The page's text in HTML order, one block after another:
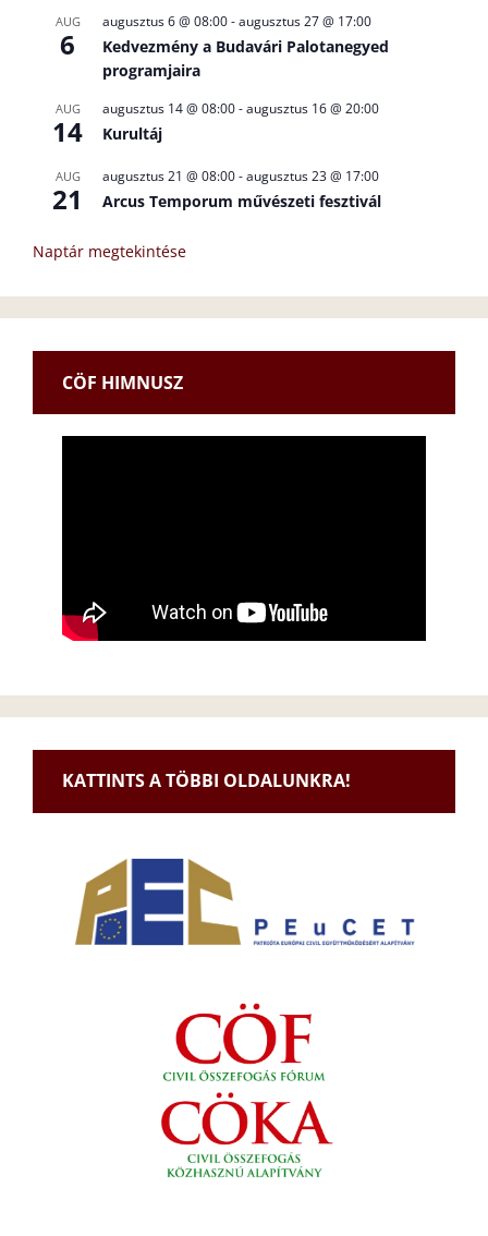
AUG
6
augusztus 6 @ 08:00-augusztus 27 @ 17:00
Kedvezmény a Budavári Palotanegyed
programjaira
AUG
14
augusztus 14 @ 08:00-augusztus 16 @ 20:00
Kurultáj
AUG
21
augusztus 21 @ 08:00-augusztus 23 @ 17:00
Arcus Temporum művészeti fesztivál
Naptár megtekintése
CÖF HIMNUSZ
KATTINTS A TÖBBI OLDALUNKRA!